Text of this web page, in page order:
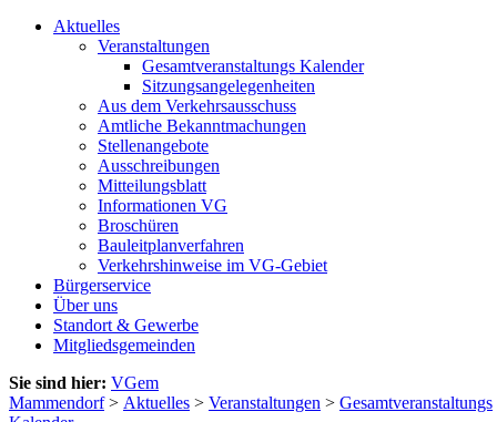
Aktuelles
Veranstaltungen
Gesamtveranstaltungs Kalender
Sitzungsangelegenheiten
Aus dem Verkehrsausschuss
Amtliche Bekanntmachungen
Stellenangebote
Ausschreibungen
Mitteilungsblatt
Informationen VG
Broschüren
Bauleitplanverfahren
Verkehrshinweise im VG-Gebiet
Bürgerservice
Über uns
Standort & Gewerbe
Mitgliedsgemeinden
Sie sind hier: VGem
Mammendorf> Aktuelles > Veranstaltungen > Gesamtveranstaltungs